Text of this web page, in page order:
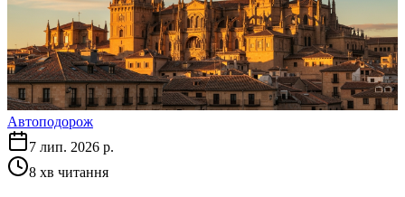
Автоподорож
7 лип. 2026 р.
8 хв читання